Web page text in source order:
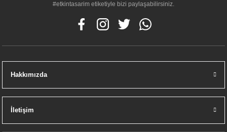
#etkintasarim etiketiyle bizi paylaşabilirsiniz.
Hakkımızda
İletişim